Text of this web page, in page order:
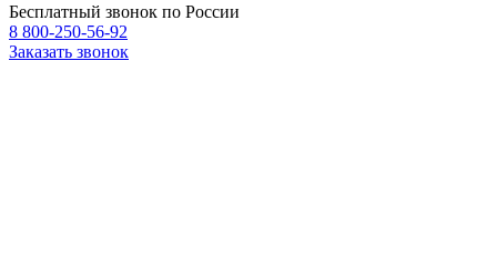
Бесплатный звонок по России
8 800-250-56-92
Заказать звонок